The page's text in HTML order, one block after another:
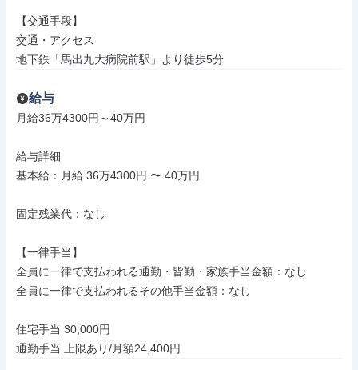
【交通手段】
交通・アクセス
地下鉄「馬出九大病院前駅」より徒歩5分
給与
月給36万4300円～40万円
給与詳細
基本給：月給 36万4300円 〜 40万円
固定残業代：なし
【一律手当】
全員に一律で支払われる通勤・皆勤・家族手当金額：なし
全員に一律で支払われるその他手当金額：なし
住宅手当 30,000円
通勤手当 上限あり/月額24,400円